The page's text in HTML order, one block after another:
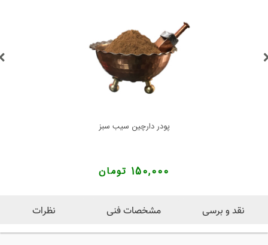
پودر دارچین سیب سبز
150,000 تومان
نقد و برسی مشخصات فنی نظرات